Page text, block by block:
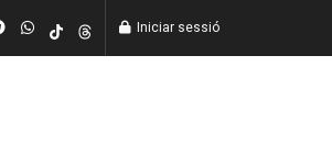
Iniciar sessió